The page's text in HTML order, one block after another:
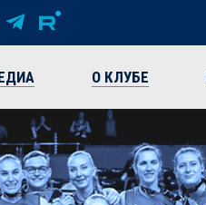
О КЛУБЕ